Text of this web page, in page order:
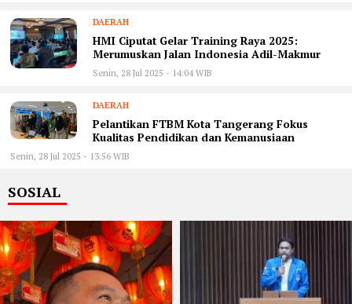
DAERAH
HMI Ciputat Gelar Training Raya 2025:
Merumuskan Jalan Indonesia Adil-Makmur
Senin, 28 Jul 2025 - 14:04 WIB
DAERAH
Pelantikan FTBM Kota Tangerang Fokus
Kualitas Pendidikan dan Kemanusiaan
Senin, 28 Jul 2025 - 13:56 WIB
SOSIAL